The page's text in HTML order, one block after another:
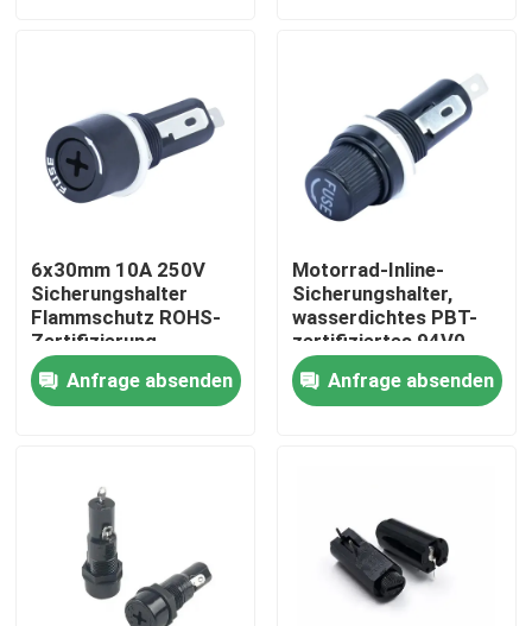
Fabrik Tour
Kontakt
Referenzen
Ladestationen EV
Tragbare EV-Ladegeräte
6x30mm 10A 250V
Sicherungshalter
Flammschutz ROHS-
Zertifizierung
Anfrage absenden
Motorrad-Inline-
Sicherungshalter,
wasserdichtes PBT-
zertifiziertes 94V0-
Gehäuse
Anfrage absenden